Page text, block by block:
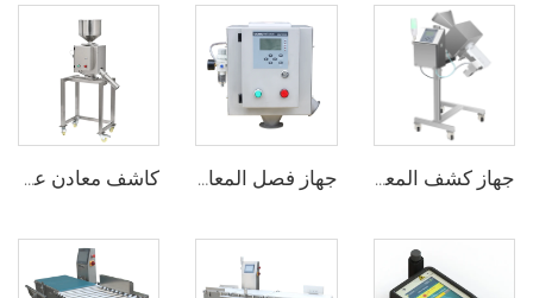
جهاز كشف المعادن للأدوية الصيدلانية لأقراص الكبسولات والأدوية الحبية جهاز فصل المعادن الحساس للطعام الساقط الحر لحبيبات البلاستيك كاشف معادن عمودي لخط الأنابيب الفولاذ المقاوم للصدأ لتشكيل البلاستيك